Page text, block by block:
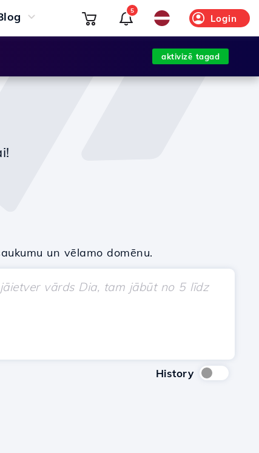
Login
5
aktivizē tagad
un vēlamo domēnu.
History